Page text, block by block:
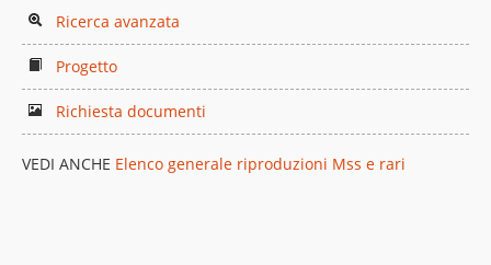
Ricerca avanzata
Progetto
Richiesta documenti
VEDI ANCHE Elenco generale riproduzioni Mss e rari